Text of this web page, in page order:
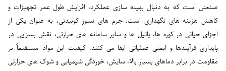
صنعتی است که به دنبال بهینه سازی عملکرد، افزایش طول عمر تجهیزات و
کاهش هزینه های نگهداری است. جرم های نسوز کوبیدنی، به عنوان یکی از
اجزای حیاتی در کوره ها، پاتیل ها و سایر سامانه های حرارتی، نقش بسزایی در
پایداری فرآیندها و ایمنی عملیاتی ایفا می کنند. کیفیت این مواد مستقیماً بر
مقاومت در برابر دماهای بسیار بالا، سایش، خوردگی شیمیایی و شوک های حرارتی